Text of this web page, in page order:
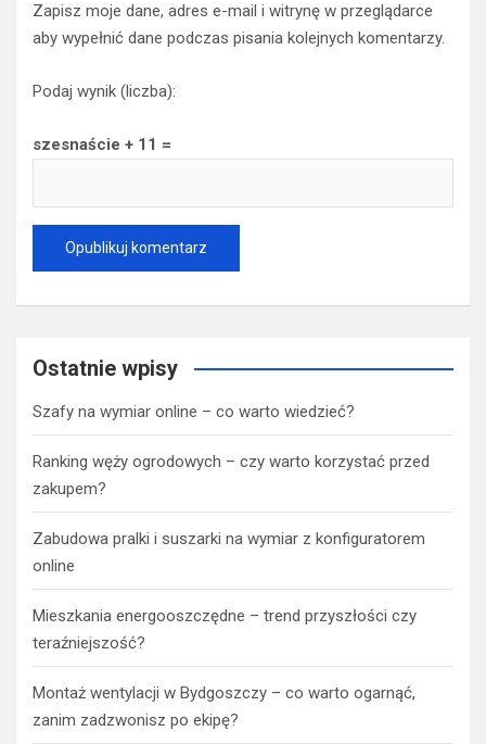
Zapisz moje dane, adres e-mail i witrynę w przeglądarce
aby wypełnić dane podczas pisania kolejnych komentarzy.
Podaj wynik (liczba):
szesnaście + 11 =
Ostatnie wpisy
Szafy na wymiar online – co warto wiedzieć?
Ranking węży ogrodowych – czy warto korzystać przed
zakupem?
Zabudowa pralki i suszarki na wymiar z konfiguratorem
online
Mieszkania energooszczędne – trend przyszłości czy
teraźniejszość?
Montaż wentylacji w Bydgoszczy – co warto ogarnąć,
zanim zadzwonisz po ekipę?